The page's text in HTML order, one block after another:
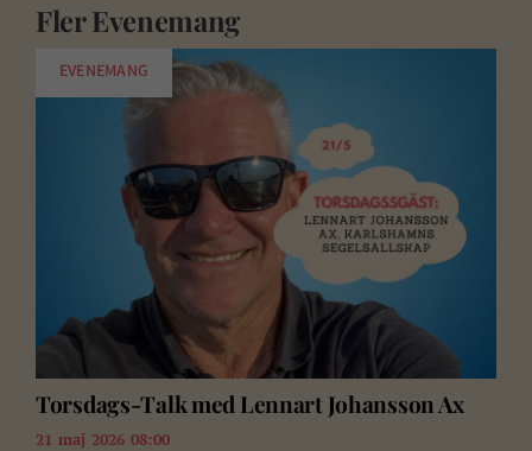
FlerEvenemang
EVENEMANG
Torsdags-Talk med Lennart Johansson Ax
21 maj 2026 08:00